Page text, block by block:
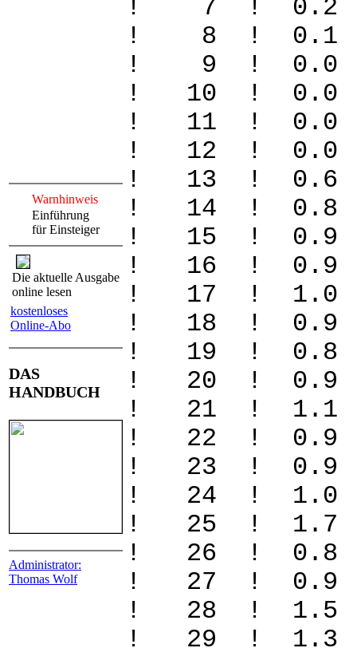
Warnhinweis
Einführung
für Einsteiger
Die aktuelle Ausgabe
online lesen
kostenloses
Online-Abo
DAS
HANDBUCH
Administrator:
Thomas Wolf
! 7 ! 0.2
! 8 ! 0.1
! 9 ! 0.0
! 10 !
! 11 !
! 12 ! 0.0
! 13 ! 0.6
! 14 ! 0.8
! 15 ! 0.9
! 16 ! 0.9
! 17 ! 1.0
! 18 ! 0.9
! 19 ! 0.8
! 20 ! 0.9
! 21 ! 1.1
! 22 ! 0.9
! 23 ! 0.9
! 24 ! 1.0
! 25 ! 1.7
! 26 ! 0.8
! 27 ! 0.9
! 28 !
! 29 ! 1.3